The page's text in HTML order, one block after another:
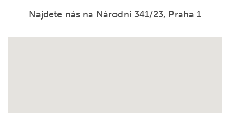
Najdete nás na Národní 341/23, Praha 1